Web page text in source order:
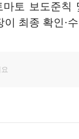
마토 보도준칙
이 최종 확인·